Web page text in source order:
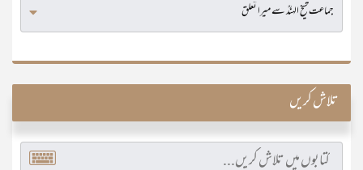
تلاش کریں